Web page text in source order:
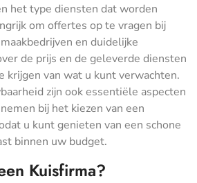
het type diensten dat worden
om offertes op te vragen bij
en duidelijke
de prijs en de geleverde diensten
krijgen van wat u kunt verwachten.
zijn ook essentiële aspecten
bij het kiezen van een
u kunt genieten van een schone
binnen uw budget.
Kuisfirma?